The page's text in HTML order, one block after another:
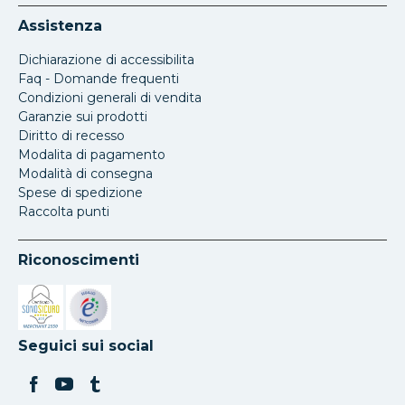
Assistenza
Dichiarazione di accessibilita
Faq - Domande frequenti
Condizioni generali di vendita
Garanzie sui prodotti
Diritto di recesso
Modalita di pagamento
Modalità di consegna
Spese di spedizione
Raccolta punti
Riconoscimenti
Si apre in una nuova scheda
Si apre in una nuova scheda
Seguici sui social